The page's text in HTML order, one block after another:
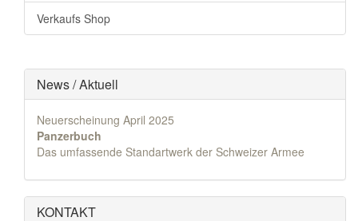
Verkaufs Shop
News / Aktuell
Neuerscheinung April 2025
Panzerbuch
Das umfassende Standartwerk der Schweizer Armee
KONTAKT